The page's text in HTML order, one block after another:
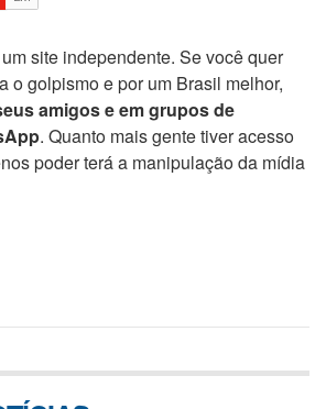
site independente. Se você quer
o golpismo e por um Brasil melhor,
amigos e em grupos de
. Quanto mais gente tiver acesso
poder terá a manipulação da mídia